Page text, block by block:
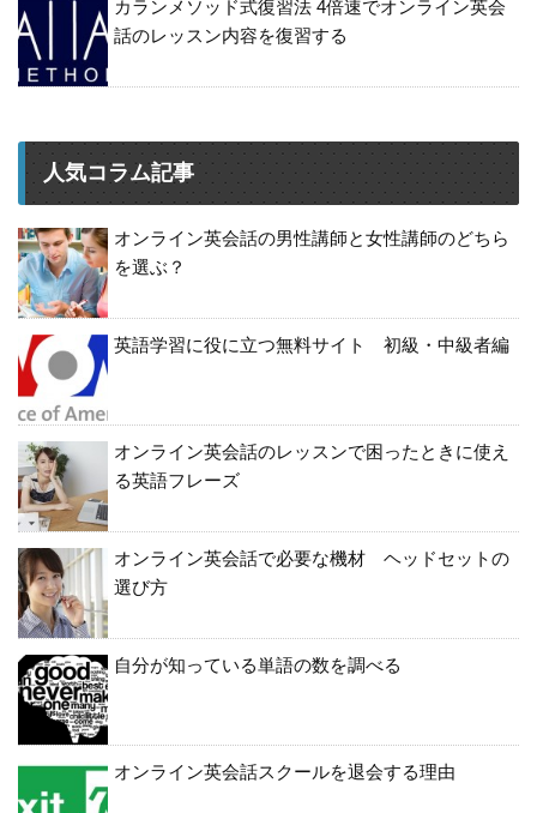
カランメソッド式復習法 4倍速でオンライン英会
話のレッスン内容を復習する
人気コラム記事
オンライン英会話の男性講師と女性講師のどちら
を選ぶ？
英語学習に役に立つ無料サイト 初級・中級者編
オンライン英会話のレッスンで困ったときに使え
る英語フレーズ
オンライン英会話で必要な機材 ヘッドセットの
選び方
自分が知っている単語の数を調べる
オンライン英会話スクールを退会する理由